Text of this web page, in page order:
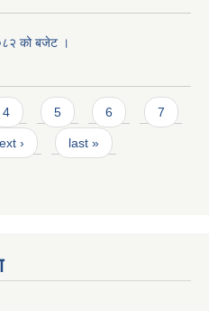
को बजेट ।
4 5 6 7
› last »